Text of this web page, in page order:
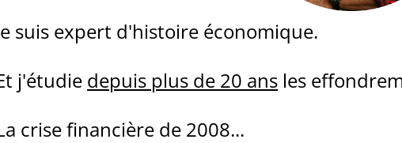
suis expert d'histoire économique.
j'étudie depuis plus de 20 ans les
crise financière de 2008...